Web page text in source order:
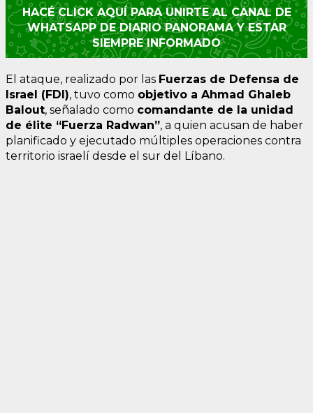
HACÉ CLICK AQUÍ PARA UNIRTE AL CANAL DE
WHATSAPP DE DIARIO PANORAMA Y ESTAR
SIEMPRE INFORMADO
El ataque, realizado por las Fuerzas de Defensa de
Israel (FDI), tuvo como objetivo a Ahmad Ghaleb
Balout, señalado como comandante de la unidad
de élite “Fuerza Radwan”, a quien acusan de haber
planificado y ejecutado múltiples operaciones contra
territorio israelí desde el sur del Líbano.